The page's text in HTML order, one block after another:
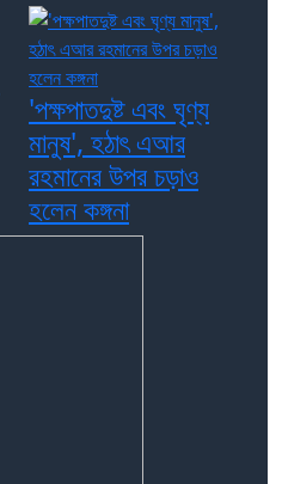
'পক্ষপাতদুষ্ট এবং ঘৃণ্য
মানুষ', হঠাৎ এআর
রহমানের উপর চড়াও
হলেন কঙ্গনা